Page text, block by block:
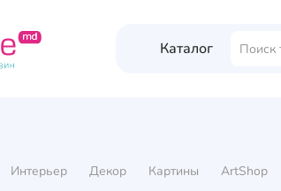
Каталог
Интерьер Декор Картины ArtShop